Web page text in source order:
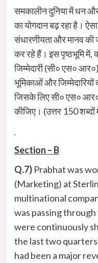
समकालीन दुनिया में धन और
का योगदान बढ़ रहा है।
संधारणीयता और मानव की
कर रहे हैं। इस पृष्ठभूमि में,
जिम्मेदारी (सी० एस०
भूमिकाओं और जिम्मेदारियों
जिसके लिए सी० एस० आर०
कीजिए। (उत्तर 150 शब्दों
Section – B
Q.7)Prabhat was
(Marketing) at
multinational
was passing
were continuously
the last two
had been a major